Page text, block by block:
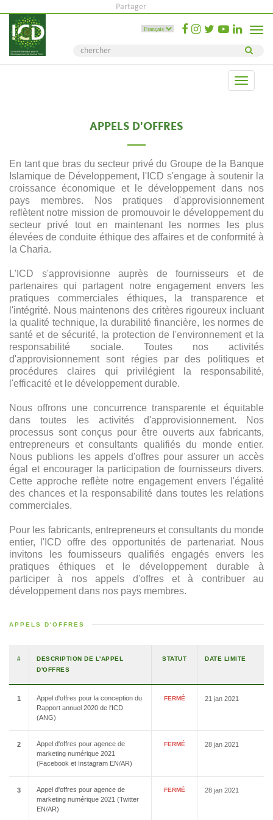
Partager
Toggle
Toggle
APPELS D'OFFRES
En tant que bras du secteur privé du Groupe de la Banque
Islamique de Développement, l'ICD s'engage à soutenir la
croissance économique et le développement dans nos
pays membres. Nos pratiques d'approvisionnement
reflètent notre mission de promouvoir le développement du
secteur privé tout en maintenant les normes les plus
élevées de conduite éthique des affaires et de conformité à
la Charia.
L'ICD s'approvisionne auprès de fournisseurs et de
partenaires qui partagent notre engagement envers les
pratiques commerciales éthiques, la transparence et
l'intégrité. Nous maintenons des critères rigoureux incluant
la qualité technique, la durabilité financière, les normes de
santé et de sécurité, la protection de l'environnement et la
responsabilité sociale. Toutes nos activités
d'approvisionnement sont régies par des politiques et
procédures claires qui privilégient la responsabilité,
l'efficacité et le développement durable.
Nous offrons une concurrence transparente et équitable
dans toutes les activités d'approvisionnement. Nos
processus sont conçus pour être ouverts aux fabricants,
entrepreneurs et consultants qualifiés du monde entier.
Nous publions les appels d'offres pour assurer un accès
égal et encourager la participation de fournisseurs divers.
Cette approche reflète notre engagement envers l'égalité
des chances et la responsabilité dans toutes les relations
commerciales.
Pour les fabricants, entrepreneurs et consultants du monde
entier, l'ICD offre des opportunités de partenariat. Nous
invitons les fournisseurs qualifiés engagés envers les
pratiques éthiques et le développement durable à
participer à nos appels d'offres et à contribuer au
développement dans nos pays membres.
APPELS D'OFFRES
#
DESCRIPTION DE L'APPEL
D'OFFRES
STATUT DATE LIMITE
1
Appel d'offres pour la conception du
Rapport annuel 2020 de l'ICD
(ANG)
FERMÉ 21 jan 2021
2
Appel d'offres pour agence de
marketing numérique 2021
(Facebook et Instagram EN/AR)
FERMÉ 28 jan 2021
3
Appel d'offres pour agence de
marketing numérique 2021 (Twitter
EN/AR)
FERMÉ 28 jan 2021